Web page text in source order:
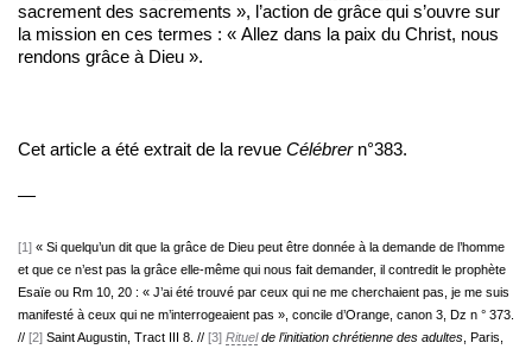
sacrement des sacrements », l’action de grâce qui s’ouvre sur
la mission en ces termes : « Allez dans la paix du Christ, nous
rendons grâce à Dieu ».
Cet article a été extrait de la revue Célébrern°383.
—
[1] « Si quelqu’un dit que la grâce de Dieu peut être donnée à la demande de l’homme
et que ce n’est pas la grâce elle-même qui nous fait demander, il contredit le prophète
Esaïe ou Rm 10, 20 : « J’ai été trouvé par ceux qui ne me cherchaient pas, je me suis
manifesté à ceux qui ne m’interrogeaient pas », concile d’Orange, canon 3, Dz n ° 373.
// [2] Saint Augustin, Tract III 8. // [3] Rituelde l’initiation chrétienne des adultes , Paris,